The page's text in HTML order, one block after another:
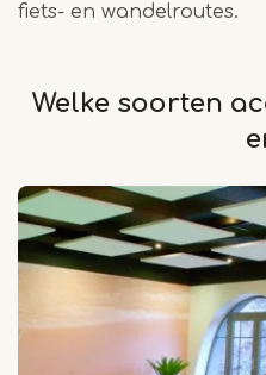
fiets- en wandelroutes.
Welke soorten